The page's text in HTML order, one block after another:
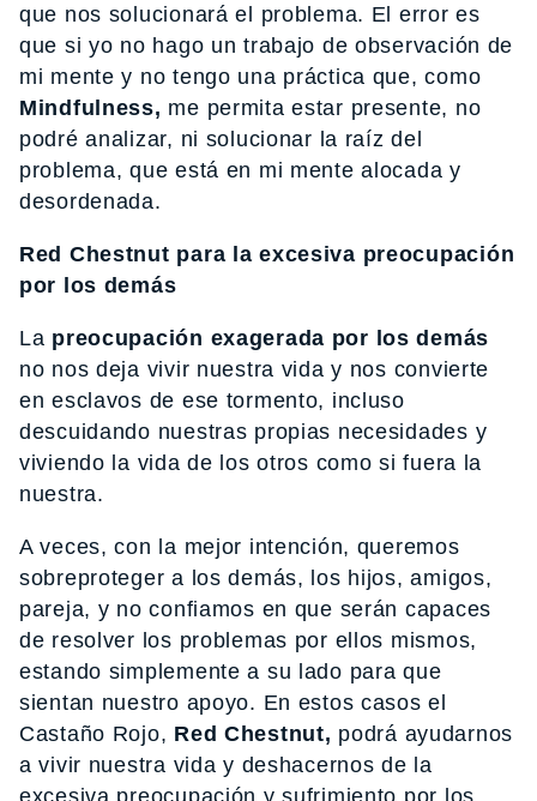
que nos solucionará el problema. El error es
que si yo no hago un trabajo de observación de
mi mente y no tengo una práctica que, como
Mindfulness, me permita estar presente, no
podré analizar, ni solucionar la raíz del
problema, que está en mi mente alocada y
desordenada.
Red Chestnut para la excesiva preocupación
por los demás
La preocupación exagerada por los demás
no nos deja vivir nuestra vida y nos convierte
en esclavos de ese tormento, incluso
descuidando nuestras propias necesidades y
viviendo la vida de los otros como si fuera la
nuestra.
A veces, con la mejor intención, queremos
sobreproteger a los demás, los hijos, amigos,
pareja, y no confiamos en que serán capaces
de resolver los problemas por ellos mismos,
estando simplemente a su lado para que
sientan nuestro apoyo. En estos casos el
Castaño Rojo, Red Chestnut, podrá ayudarnos
a vivir nuestra vida y deshacernos de la
excesiva preocupación y sufrimiento por los